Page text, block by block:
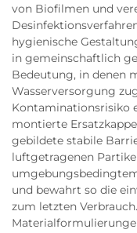
von Biofilmen und
hygienische
in gemeinschaftlich
Bedeutung, in denen
Wasserversorgung
Kontaminationsrisiko
montierte
gebildete stabile
luftgetragenen
und bewahrt so die
zum letzten